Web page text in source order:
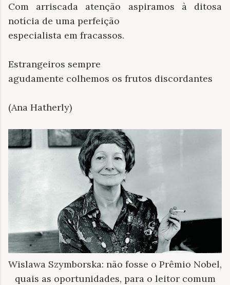
Com arriscada atenção aspiramos à ditosa
notícia de uma perfeição
especialista em fracassos.
Estrangeiros sempre
agudamente colhemos os frutos discordantes
(Ana Hatherly)
Wislawa Szymborska: não fosse o Prêmio Nobel,
quais as oportunidades, para o leitor comum